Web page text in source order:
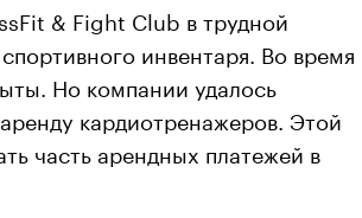
& Fight Club в трудной
инвентаря. Во время
Но компании удалось
кардиотренажеров. Этой
часть арендных платежей в